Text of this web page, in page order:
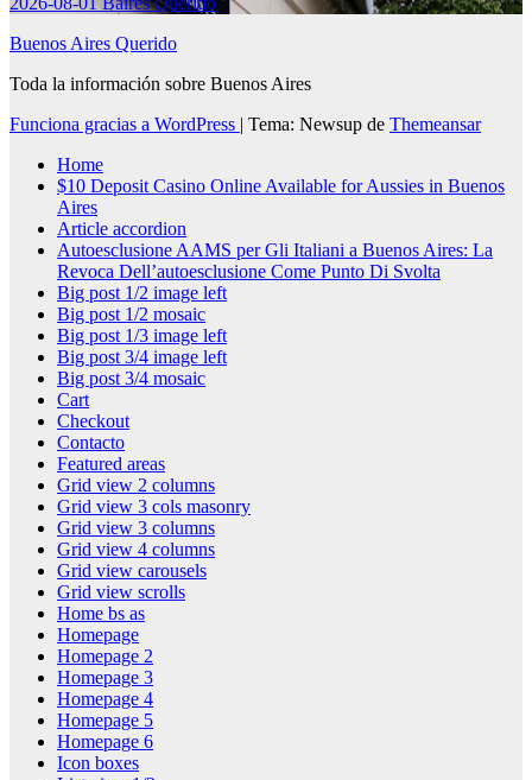
Buenos Aires Querido
Toda la información sobre Buenos Aires
Funciona gracias a WordPress | Tema: Newsup de Themeansar
Home
$10 Deposit Casino Online Available for Aussies in Buenos
Aires
Article accordion
Autoesclusione AAMS per Gli Italiani a Buenos Aires: La
Revoca Dell’autoesclusione Come Punto Di Svolta
Big post 1/2 image left
Big post 1/2 mosaic
Big post 1/3 image left
Big post 3/4 image left
Big post 3/4 mosaic
Cart
Checkout
Contacto
Featured areas
Grid view 2 columns
Grid view 3 cols masonry
Grid view 3 columns
Grid view 4 columns
Grid view carousels
Grid view scrolls
Home bs as
Homepage
Homepage 2
Homepage 3
Homepage 4
Homepage 5
Homepage 6
Icon boxes